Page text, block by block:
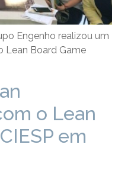
Engenho realizou um
Lean Board Game
o Lean
em